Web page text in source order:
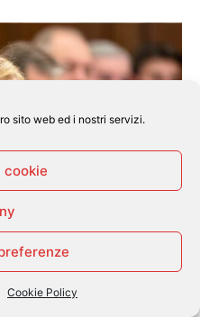
sito web ed i nostri servizi.
Cookie Policy